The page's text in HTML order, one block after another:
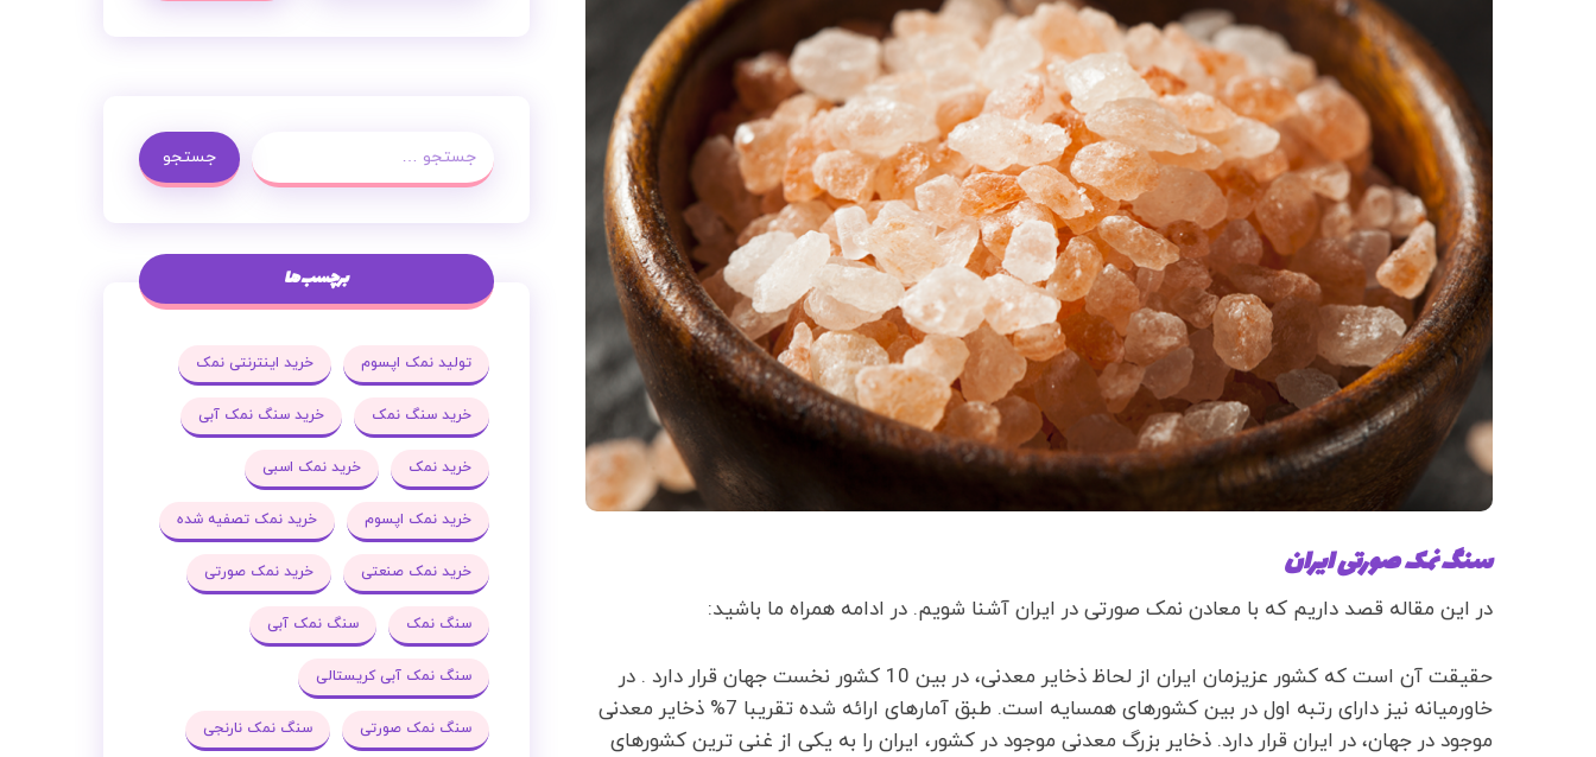
سنگ نمک صورتی ایران
در این مقاله قصد داریم که با معادن نمک صورتی در ایران آشنا شویم. در ادامه همراه ما باشید:
حقیقت آن است که کشور عزیزمان ایران از لحاظ ذخایر معدنی، در بین 10 کشور نخست جهان قرار دارد . در
خاورمیانه نیز دارای رتبه اول در بین کشورهای همسایه است. طبق آمارهای ارائه شده تقریبا 7% ذخایر معدنی
موجود در جهان، در ایران قرار دارد. ذخایر بزرگ معدنی موجود در کشور، ایران را به یکی از غنی ‌ترین کشورهای
جستجو
برچسب ها
تولید نمک اپسوم خرید اینترنتی نمک
خرید سنگ نمک خرید سنگ نمک آبی
خرید نمک خرید نمک اسبی
خرید نمک اپسوم خرید نمک تصفیه شده
خرید نمک صنعتی خرید نمک صورتی
سنگ نمک سنگ نمک آبی
سنگ نمک آبی کریستالی
سنگ نمک صورتی سنگ نمک نارنجی